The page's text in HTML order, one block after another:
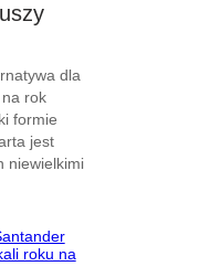
dla
rok
formie
jest
niewielkimi